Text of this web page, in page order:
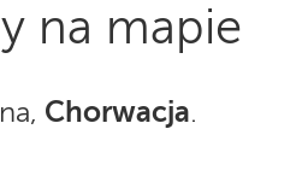
na mapie
Chorwacja.